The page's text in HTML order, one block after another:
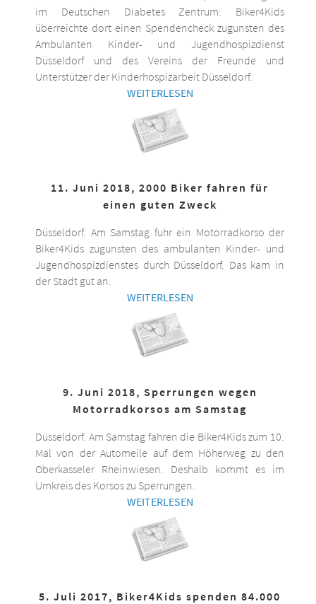
im Deutschen Diabetes Zentrum: Biker4Kids
überreichte dort einen Spendencheck zugunsten des
Ambulanten Kinder- und Jugendhospizdienst
Düsseldorf und des Vereins der Freunde und
Unterstützer der Kinderhospizarbeit Düsseldorf.
WEITERLESEN
11. Juni 2018, 2000 Biker fahren für
einen guten Zweck
Düsseldorf. Am Samstag fuhr ein Motorradkorso der
Biker4Kids zugunsten des ambulanten Kinder- und
Jugendhospizdienstes durch Düsseldorf. Das kam in
der Stadt gut an.
WEITERLESEN
9. Juni 2018, Sperrungen wegen
Motorradkorsos am Samstag
Düsseldorf. Am Samstag fahren die Biker4Kids zum 10.
Mal von der Automeile auf dem Höherweg zu den
Oberkasseler Rheinwiesen. Deshalb kommt es im
Umkreis des Korsos zu Sperrungen.
WEITERLESEN
5. Juli 2017, Biker4Kids spenden 84.000